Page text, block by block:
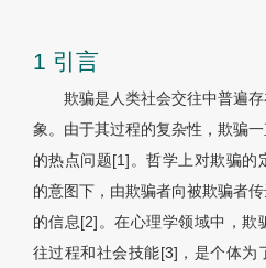
1 引言
欺骗是人类社会交往中普遍
象。由于其过程的复杂性，欺骗
的热点问题[1]。哲学上对欺骗的
的意图下，由欺骗者向被欺骗者
的信息[2]。在心理学领域中，欺
往过程和社会技能[3]，是个体为